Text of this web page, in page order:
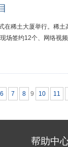
稀土大厦举行。稀
场签约12个、网络
6 7 8 9 10 11
帮助中